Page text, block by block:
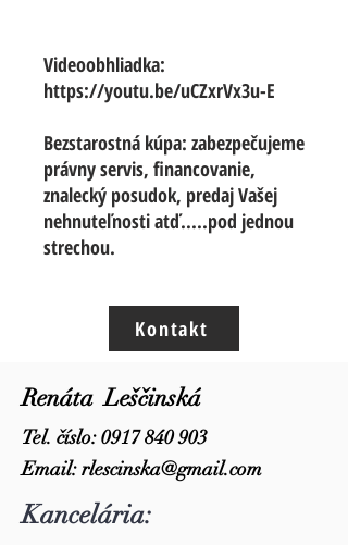
Videoobhliadka:
https://youtu.be/uCZxrVx3u-E
Bezstarostná kúpa: zabezpečujeme
právny servis, financovanie,
znalecký posudok, predaj Vašej
nehnuteľnosti atď.....pod jednou
strechou.
Kontakt
Renáta Leščinská
Tel. číslo:0917 840 903
Email:rlescinska@gmail.com
Kancelária: